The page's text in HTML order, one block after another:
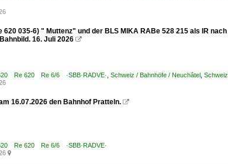
620 035-6) " Muttenz" und der BLS MIKA RABe 528 215 als IR
16. Juli 2026 
Re 620 Re 6/6 ·SBB·RADVE· Schweiz / Bahnhöfe / Neuchâtel
16.07.2026 den Bahnhof Pratteln. 
Re 620 Re 6/6 ·SBB·RADVE·
